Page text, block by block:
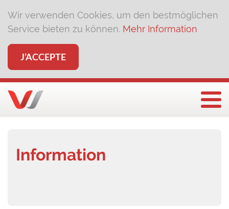
Wir verwenden Cookies, um den bestmöglichen
Service bieten zu können. Mehr Information
J’ACCEPTE
Information